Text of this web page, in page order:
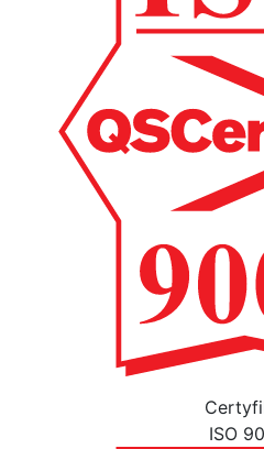
ISO